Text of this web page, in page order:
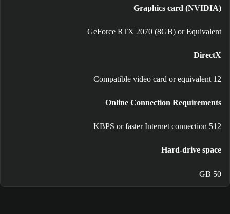
Graphics card (NVIDIA)
GeForce RTX 2070 (8GB) or Equivalent
DirectX
12 Compatible video card or equivalent
Online Connection Requirements
512 KBPS or faster Internet connection
Hard-drive space
50 GB